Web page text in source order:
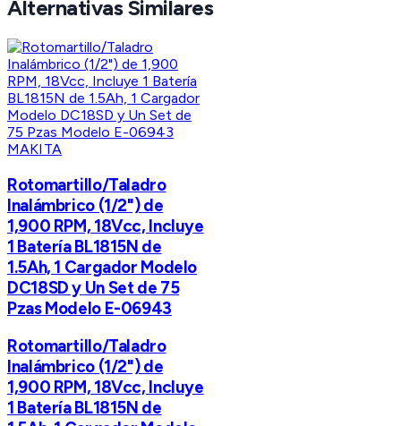
Alternativas Similares
MAKITA
Rotomartillo/Taladro
Inalámbrico (1/2") de
1,900 RPM, 18Vcc, Incluye
1 Batería BL1815N de
1.5Ah, 1 Cargador Modelo
DC18SD y Un Set de 75
Pzas Modelo E-06943
Rotomartillo/Taladro
Inalámbrico (1/2") de
1,900 RPM, 18Vcc, Incluye
1 Batería BL1815N de